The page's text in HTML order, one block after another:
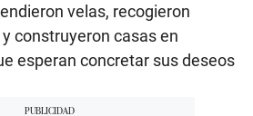
velas, recogieron
construyeron casas en
esperan concretar sus deseos